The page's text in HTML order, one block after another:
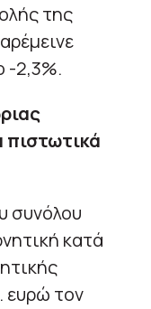
της
-2,3%.
πιστωτικά
συνόλου
κατά
ευρώ τον